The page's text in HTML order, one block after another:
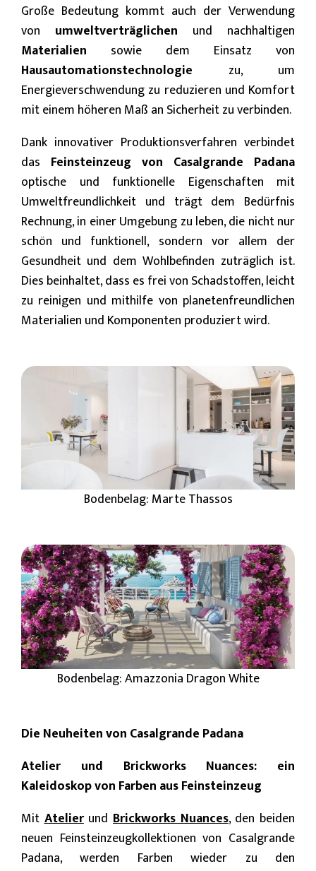
Große Bedeutung kommt auch der Verwendung
von umweltverträglichen und nachhaltigen
Materialien sowie dem Einsatz von
Hausautomationstechnologie zu, um
Energieverschwendung zu reduzieren und Komfort
mit einem höheren Maß an Sicherheit zu verbinden.
Dank innovativer Produktionsverfahren verbindet
das Feinsteinzeug von Casalgrande Padana
optische und funktionelle Eigenschaften mit
Umweltfreundlichkeit und trägt dem Bedürfnis
Rechnung, in einer Umgebung zu leben, die nicht nur
schön und funktionell, sondern vor allem der
Gesundheit und dem Wohlbefinden zuträglich ist.
Dies beinhaltet, dass es frei von Schadstoffen, leicht
zu reinigen und mithilfe von planetenfreundlichen
Materialien und Komponenten produziert wird.
Bodenbelag: Marte Thassos
Bodenbelag: Amazzonia Dragon White
Die Neuheiten von Casalgrande Padana
Atelier und Brickworks Nuances: ein
Kaleidoskop von Farben aus Feinsteinzeug
MitAtelierundBrickworks Nuances, den beiden
neuen Feinsteinzeugkollektionen von Casalgrande
Padana, werden Farben wieder zu den